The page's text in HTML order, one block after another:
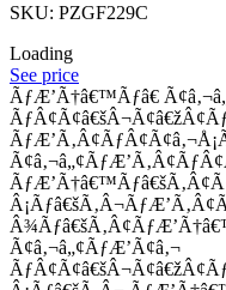
SKU: PZGF229C
Loading
See price
ÃƒÆ’Ã†â€™Ãƒâ€
Ã¢â‚¬â„¢ÃƒÆ’Ã¢â‚¬